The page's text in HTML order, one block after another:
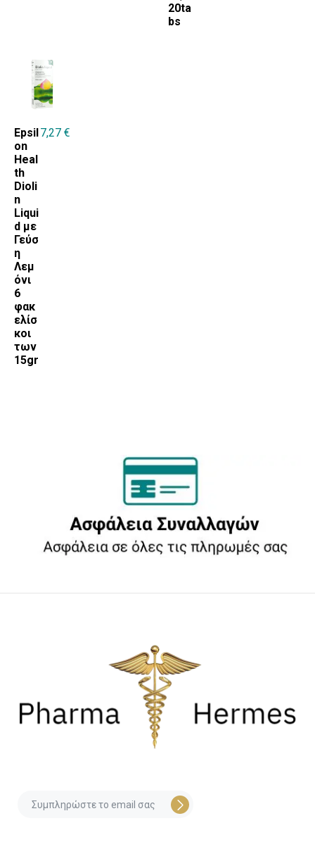
20ta
bs
Epsil
on
Heal
th
Dioli
n
Liqui
d με
Γεύσ
η
Λεμ
όνι
6
φακ
ελίσ
κοι
των
15gr
7,27 €